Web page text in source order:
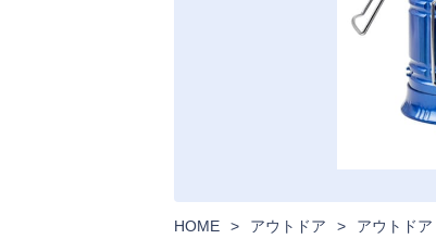
HOME > アウトドア > アウトドア